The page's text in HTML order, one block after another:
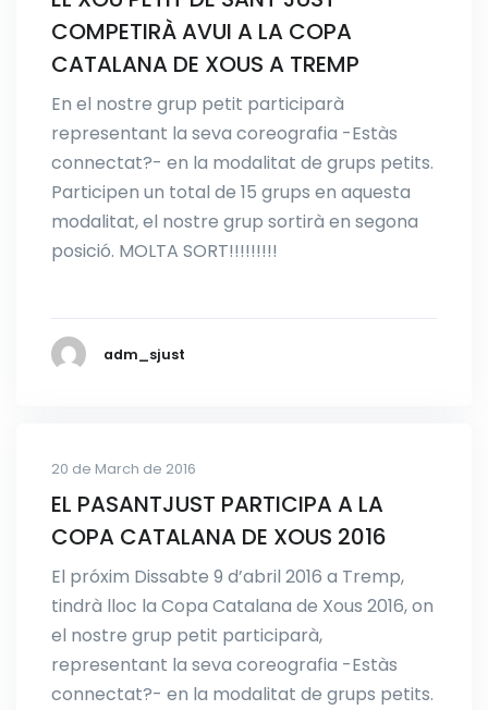
COMPETIRÀ AVUI A LA COPA
CATALANA DE XOUS A TREMP
En el nostre grup petit participarà
representant la seva coreografia -Estàs
connectat?- en la modalitat de grups petits.
Participen un total de 15 grups en aquesta
modalitat, el nostre grup sortirà en segona
posició. MOLTA SORT!!!!!!!!!
adm_sjust
20 de March de 2016
EL PASANTJUST PARTICIPA A LA
COPA CATALANA DE XOUS 2016
El próxim Dissabte 9 d’abril 2016 a Tremp,
tindrà lloc la Copa Catalana de Xous 2016, on
el nostre grup petit participarà,
representant la seva coreografia -Estàs
connectat?- en la modalitat de grups petits.